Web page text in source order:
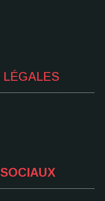
LÉGALES
SOCIAUX